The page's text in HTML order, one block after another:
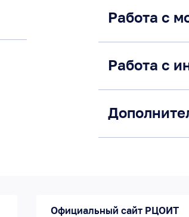
Работа с
Работа с
Официальный сайт РЦОИТ